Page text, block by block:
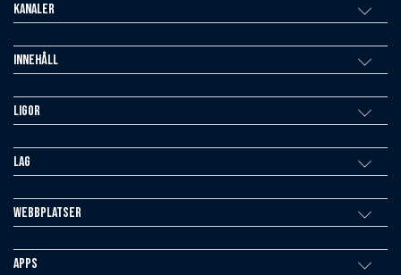
Kanaler
Innehåll
Ligor
Lag
Webbplatser
Apps